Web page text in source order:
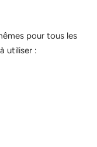
pour tous les
utiliser :